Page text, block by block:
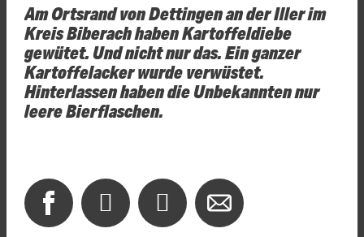
Am Ortsrand von Dettingen an der Iller im
Kreis Biberach haben Kartoffeldiebe
gewütet. Und nicht nur das. Ein ganzer
Kartoffelacker wurde verwüstet.
Hinterlassen haben die Unbekannten nur
leere Bierflaschen.